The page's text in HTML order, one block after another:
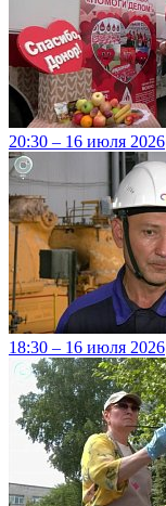
20:30 – 16 июля 2026
18:30 – 16 июля 2026